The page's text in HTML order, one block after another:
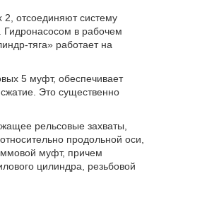
отсоединяют систему
Гидронасосом в рабочем
тяга» работает на
5 муфт, обеспечивает
Это существенно
рельсовые захваты,
продольной оси,
муфт, причем
цилиндра, резьбовой